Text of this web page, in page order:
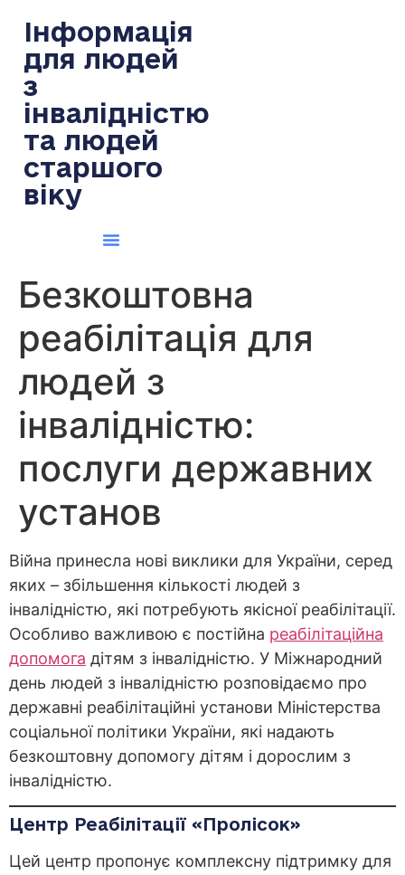
Інформація
для людей
з
інвалідністю
та людей
старшого
віку
Безкоштовна
реабілітація для
людей з
інвалідністю:
послуги державних
установ
Війна принесла нові виклики для України, серед
яких – збільшення кількості людей з
інвалідністю, які потребують якісної реабілітації.
Особливо важливою є постійна реабілітаційна
допомога дітям з інвалідністю. У Міжнародний
день людей з інвалідністю розповідаємо про
державні реабілітаційні установи Міністерства
соціальної політики України, які надають
безкоштовну допомогу дітям і дорослим з
інвалідністю.
Центр Реабілітації «Пролісок»
Цей центр пропонує комплексну підтримку для